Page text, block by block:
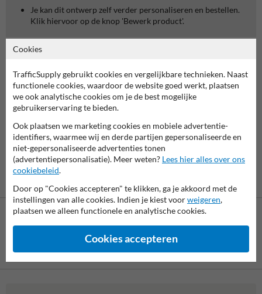
Je kan dit ontwerp zelf verder personaliseren en bestellen.
Klik hiervoor op de knop 'Bewerk product'.
reviews
Rating9.4
Cookies
TrafficSupply gebruikt cookies en vergelijkbare technieken. Naast
functionele cookies, waardoor de website goed werkt, plaatsen
we ook analytische cookies om je de best mogelijke
gebruikerservaring te bieden.
Ook plaatsen we marketing cookies en mobiele advertentie-
identifiers, waarmee wij en derde partijen gepersonaliseerde en
niet-gepersonaliseerde advertenties tonen
(advertentiepersonalisatie). Meer weten? Lees hier alles over ons
cookiebeleid.
Door op "Cookies accepteren" te klikken, ga je akkoord met de
instellingen van alle cookies. Indien je kiest voorweigeren,
plaatsen we alleen functionele en analytische cookies.
Cookies accepteren